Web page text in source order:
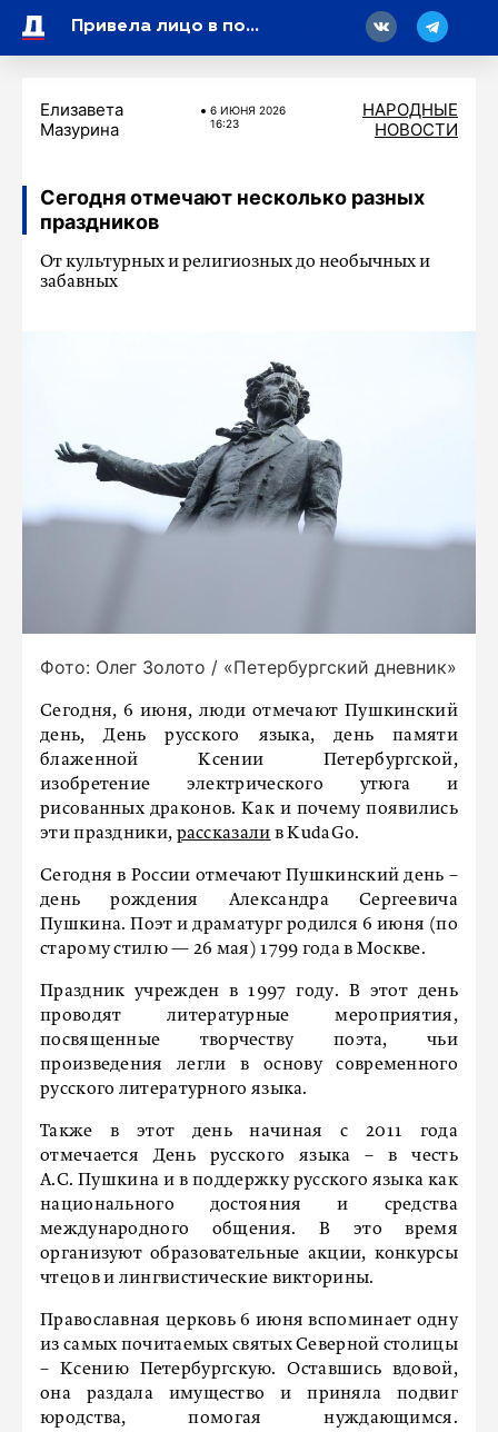
Привела лицо в порядок: Алсу без макияжа показала себя после косметолога
Елизавета
Мазурина
6 ИЮНЯ 2026
16:23
НАРОДНЫЕ
НОВОСТИ
Сегодня отмечают несколько разных
праздников
От культурных и религиозных до необычных и
забавных
Фото: Олег Золото / «Петербургский дневник»
Сегодня, 6 июня, люди отмечают Пушкинский
день, День русского языка, день памяти
блаженной Ксении Петербургской,
изобретение электрического утюга и
рисованных драконов. Как и почему появились
эти праздники, рассказали в KudaGo.
Сегодня в России отмечают Пушкинский день –
день рождения Александра Сергеевича
Пушкина. Поэт и драматург родился 6 июня (по
старому стилю — 26 мая) 1799 года в Москве.
Праздник учрежден в 1997 году. В этот день
проводят литературные мероприятия,
посвященные творчеству поэта, чьи
произведения легли в основу современного
русского литературного языка.
Также в этот день начиная с 2011 года
отмечается День русского языка – в честь
А.С. Пушкина и в поддержку русского языка как
национального достояния и средства
международного общения. В это время
организуют образовательные акции, конкурсы
чтецов и лингвистические викторины.
Православная церковь 6 июня вспоминает одну
из самых почитаемых святых Северной столицы
– Ксению Петербургскую. Оставшись вдовой,
она раздала имущество и приняла подвиг
юродства, помогая нуждающимся.